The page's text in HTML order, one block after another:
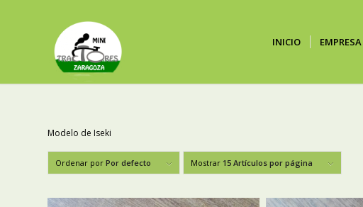
INICIO EMPRESA
Modelo de Iseki
Ordenar por Por defecto Mostrar 15 Artículos por página